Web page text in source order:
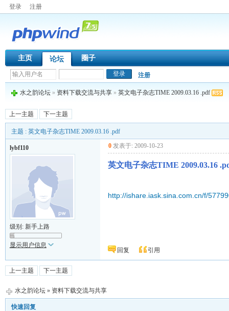
登录 注册
主页 论坛 圈子
注册
水之韵论坛» 资料下载交流与共享» 英文电子杂志TIME 2009.03.16 .pdf
上一主题 下一主题
主题 : 英文电子杂志TIME 2009.03.16 .pdf
lybf110
级别: 新手上路
显示用户信息
0 发表于: 2009-10-23
英文电子杂志TIME 2009.03.16
http://ishare.iask.sina.com.cn/f/
回复 引用
上一主题 下一主题
水之韵论坛» 资料下载交流与共享
快速回复